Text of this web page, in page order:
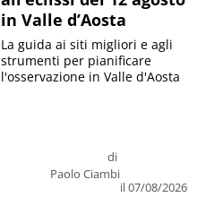
in Valle d’Aosta
di
Paolo Ciambi
il 07/08/2026
La guida ai siti migliori e agli
strumenti per pianificare
l'osservazione in Valle d'Aosta